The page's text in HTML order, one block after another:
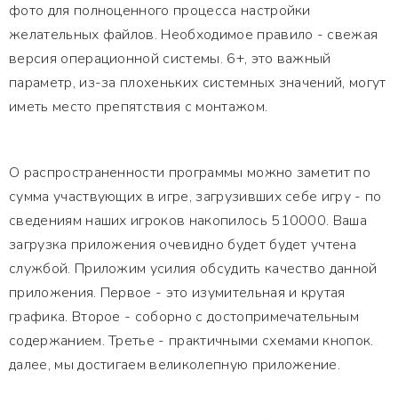
фото для полноценного процесса настройки
желательных файлов. Необходимое правило - свежая
версия операционной системы. 6+, это важный
параметр, из-за плохеньких системных значений, могут
иметь место препятствия с монтажом.
О распространенности программы можно заметит по
сумма участвующих в игре, загрузивших себе игру - по
сведениям наших игроков накопилось 510000. Ваша
загрузка приложения очевидно будет будет учтена
службой. Приложим усилия обсудить качество данной
приложения. Первое - это изумительная и крутая
графика. Второе - соборно с достопримечательным
содержанием. Третье - практичными схемами кнопок.
далее, мы достигаем великолепную приложение.